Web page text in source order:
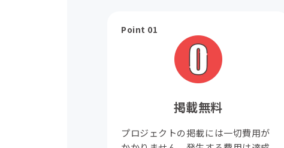
Point 01
掲載無料
プロジェクトの掲載には一切費用が